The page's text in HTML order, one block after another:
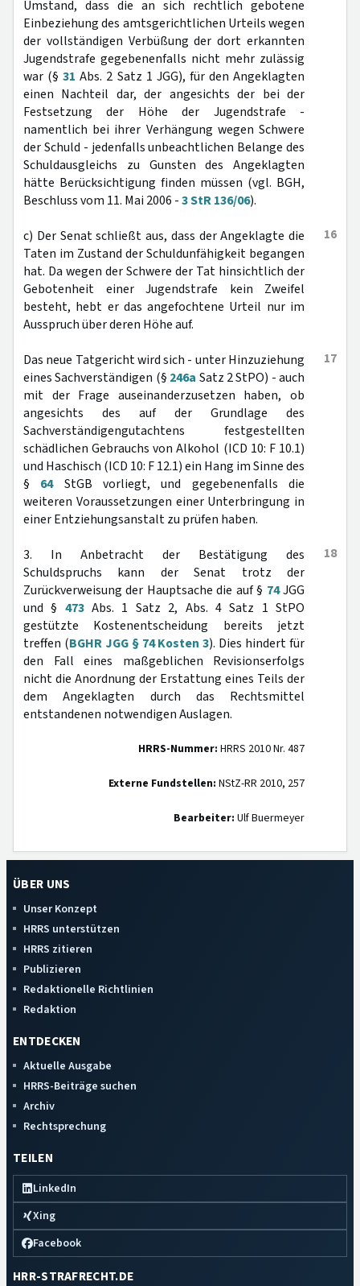
Umstand, dass die an sich rechtlich gebotene
Einbeziehung des amtsgerichtlichen Urteils wegen
der vollständigen Verbüßung der dort erkannten
Jugendstrafe gegebenenfalls nicht mehr zulässig
war (§31 Abs. 2 Satz 1 JGG), für den Angeklagten
einen Nachteil dar, der angesichts der bei der
Festsetzung der Höhe der Jugendstrafe -
namentlich bei ihrer Verhängung wegen Schwere
der Schuld - jedenfalls unbeachtlichen Belange des
Schuldausgleichs zu Gunsten des Angeklagten
hätte Berücksichtigung finden müssen (vgl. BGH,
Beschluss vom 11. Mai 2006 -3 StR 136/06).
16
c) Der Senat schließt aus, dass der Angeklagte die
Taten im Zustand der Schuldunfähigkeit begangen
hat. Da wegen der Schwere der Tat hinsichtlich der
Gebotenheit einer Jugendstrafe kein Zweifel
besteht, hebt er das angefochtene Urteil nur im
Ausspruch über deren Höhe auf.
17
Das neue Tatgericht wird sich - unter Hinzuziehung
eines Sachverständigen (§ 246a Satz 2 StPO) - auch
mit der Frage auseinanderzusetzen haben, ob
angesichts des auf der Grundlage des
Sachverständigengutachtens festgestellten
schädlichen Gebrauchs von Alkohol (ICD 10: F 10.1)
und Haschisch (ICD 10: F 12.1) ein Hang im Sinne des
§ 64StGB vorliegt, und gegebenenfalls die
weiteren Voraussetzungen einer Unterbringung in
einer Entziehungsanstalt zu prüfen haben.
18
3. In Anbetracht der Bestätigung des
Schuldspruchs kann der Senat trotz der
Zurückverweisung der Hauptsache die auf § 74JGG
und § 473Abs. 1 Satz 2, Abs. 4 Satz 1 StPO
gestützte Kostenentscheidung bereits jetzt
treffen (BGHR JGG § 74 Kosten 3). Dies hindert für
den Fall eines maßgeblichen Revisionserfolgs
nicht die Anordnung der Erstattung eines Teils der
dem Angeklagten durch das Rechtsmittel
entstandenen notwendigen Auslagen.
HRRS-Nummer: HRRS 2010 Nr. 487
Externe Fundstellen: NStZ-RR 2010, 257
Bearbeiter: Ulf Buermeyer
ÜBER UNS
Unser Konzept
HRRS unterstützen
HRRS zitieren
Publizieren
Redaktionelle Richtlinien
Redaktion
ENTDECKEN
Aktuelle Ausgabe
HRRS-Beiträge suchen
Archiv
Rechtsprechung
TEILEN
LinkedIn
Xing
Facebook
HRR-STRAFRECHT.DE